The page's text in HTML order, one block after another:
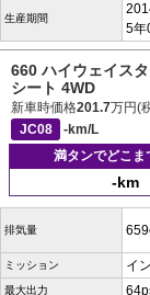
生産期間
5年
660 ハイウェイス
シート 4WD
新車時価格201.7万円(
JC08
-km/L
満タンでどこま
-km
排気量
ミッション イ
最大出力